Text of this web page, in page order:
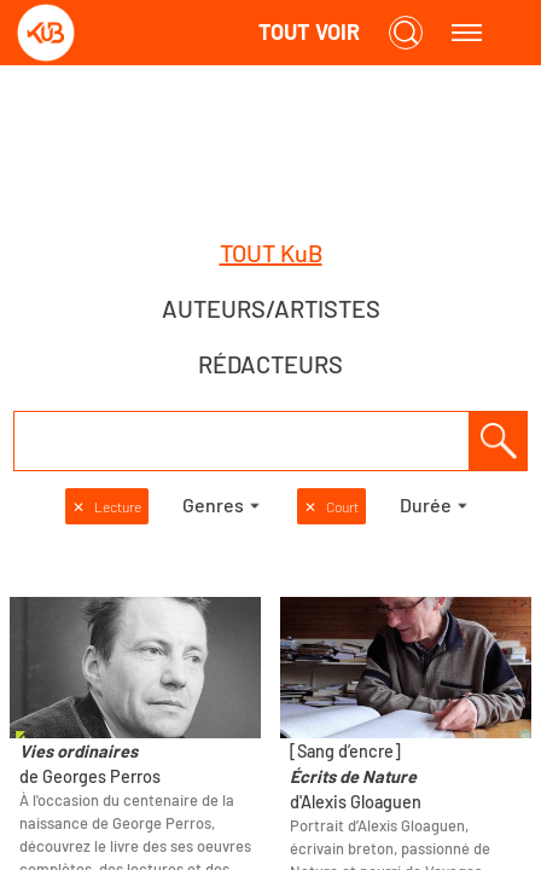
TOUT VOIR
TOUT KuB
AUTEURS/ARTISTES
RÉDACTEURS
✕ Lecture Genres ✕ Court Durée
Vies ordinaires
de Georges Perros
À l'occasion du centenaire de la
naissance de George Perros,
découvrez le livre des ses oeuvres
[Sang d’encre]
Écrits de Nature
d'Alexis Gloaguen
Portrait d’Alexis Gloaguen,
écrivain breton, passionné de